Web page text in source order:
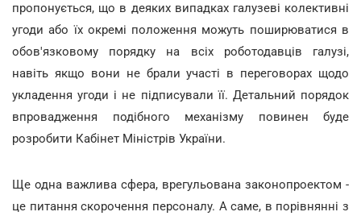
пропонується, що в деяких випадках галузеві колективні
угоди або їх окремі положення можуть поширюватися в
обов'язковому порядку на всіх роботодавців галузі,
навіть якщо вони не брали участі в переговорах щодо
укладення угоди і не підписували її. Детальний порядок
впровадження подібного механізму повинен буде
розробити Кабінет Міністрів України.
Ще одна важлива сфера, врегульована законопроектом -
це питання скорочення персоналу. А саме, в порівнянні з